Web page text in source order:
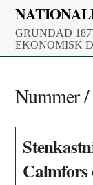
Skip
content
GRUNDAD
EKONOMISK
Nummer
Calmfors